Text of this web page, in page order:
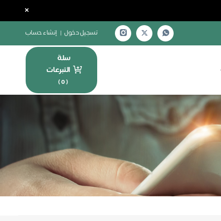
×
تسجيل دخول | إنشاء حساب
سلة
التبرعات
(
0
)